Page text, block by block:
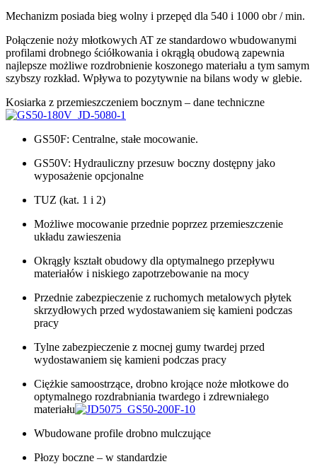
Mechanizm posiada bieg wolny i przepęd dla 540 i 1000 obr / min.
Połączenie noży młotkowych AT ze standardowo wbudowanymi
profilami drobnego ściółkowania i okrągłą obudową zapewnia
najlepsze możliwe rozdrobnienie koszonego materiału a tym samym
szybszy rozkład. Wpływa to pozytywnie na bilans wody w glebie.
Kosiarka z przemieszczeniem bocznym – dane techniczne
GS50F: Centralne, stałe mocowanie.
GS50V: Hydrauliczny przesuw boczny dostępny jako
wyposażenie opcjonalne
TUZ (kat. 1 i 2)
Możliwe mocowanie przednie poprzez przemieszczenie
układu zawieszenia
Okrągły kształt obudowy dla optymalnego przepływu
materiałów i niskiego zapotrzebowanie na mocy
Przednie zabezpieczenie z ruchomych metalowych płytek
skrzydłowych przed wydostawaniem się kamieni podczas
pracy
Tylne zabezpieczenie z mocnej gumy twardej przed
wydostawaniem się kamieni podczas pracy
Ciężkie samoostrzące, drobno krojące noże młotkowe do
optymalnego rozdrabniania twardego i zdrewniałego
materiału
Wbudowane profile drobno mulczujące
Płozy boczne – w standardzie